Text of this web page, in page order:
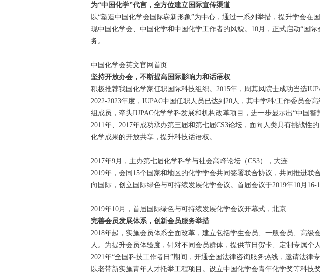
为“中国化学”代言，全方位建立国际宣传渠道
以“塑造中国化学会国际崭新形象”为中心，通过一系列举措，提升学会在
现中国化学会、中国化学和中国化学工作者的风貌。10月，正式启动“国
务。
中国化学会英文官网首页
坚持开放办会，不断提高国际影响力和话语权
积极推荐我国化学家任职国际科技组织。2015年，周其凤院士成功当选
2022-2023年度，IUPAC中国任职人员已达到20人，其中学科/工作委员会
组成员，牵头IUPAC化学学科发展和机构改革项目，进一步显示出“中国
2011年、2017年成功承办第三届和第七届CS3论坛，面向人类具有挑战性
化学成果的开放共享，提升科技话语权。
2017年9月，主办第七届化学科学与社会高峰论坛（CS3），大连
2019年，会同15个国家和地区的化学学会共同签署联合协议，共同推进
向国际，创立国际绿色与可持续发展化学会议。首届会议于2019年10月16-
2019年10月，首届国际绿色与可持续发展化学会议开幕式，北京
完善会员发展体系，创新会员服务举措
2018年起，实施会员体系全面改革，建立包括学生会员、一般会员、高
人。为提升会员体验度，针对不同会员群体，提供节日贺卡、定制专属个
2021年“全国科技工作者日”期间，开通全国法律咨询服务热线，邀请法
以老带新实施青年人才托举工程项目。设立中国化学会青年化学奖等科